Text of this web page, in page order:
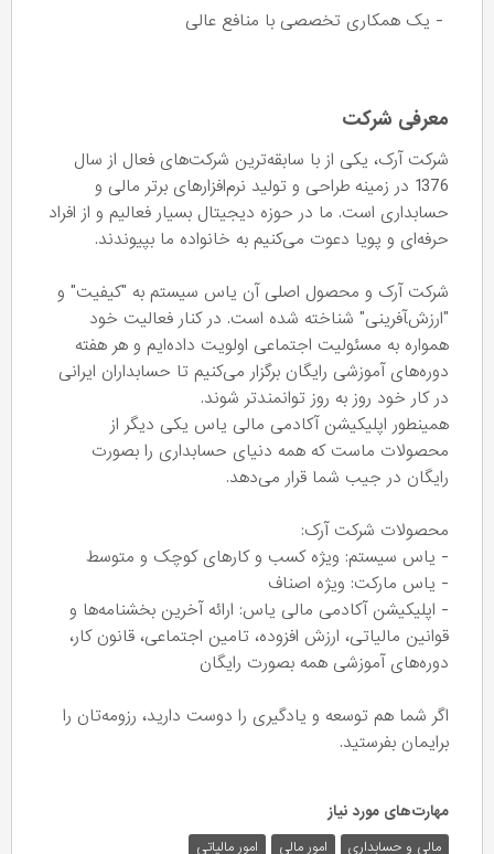
- یک همکاری تخصصی با منافع عالی
معرفی شرکت
شرکت آرک، یکی از با سابقه‌ترین شرکت‌های فعال از سال
1376 در زمینه طراحی و تولید نرم‌افزارهای برتر مالی و
حسابداری است. ما در حوزه دیجیتال بسیار فعالیم و از افراد
حرفه‌ای و پویا دعوت می‌کنیم به خانواده ما بپیوندند.
شرکت آرک و محصول اصلی آن یاس سیستم به "کیفیت" و
"ارزش‌‍آفرینی" شناخته شده‌ است. در کنار فعالیت خود
همواره به مسئولیت اجتماعی اولویت داده‌ایم و هر هفته
دوره‌های آموزشی رایگان برگزار می‌کنیم تا حسابداران ایرانی
در کار خود روز به روز توانمندتر شوند.
همینطور اپلیکیشن آکادمی مالی یاس یکی دیگر از
محصولات ماست که همه دنیای حسابداری را بصورت
رایگان در جیب شما قرار می‌دهد.
محصولات شرکت آرک:
- یاس سیستم: ویژه کسب و کارهای کوچک و متوسط
- یاس مارکت: ویژه اصناف
- اپلیکیشن آکادمی مالی یاس: ارائه آخرین بخشنامه‌ها و
قوانین مالیاتی، ارزش افزوده، تامین اجتماعی، قانون کار،
دوره‌های آموزشی همه بصورت رایگان
اگر شما هم توسعه و یادگیری را دوست دارید، رزومه‌تان را
برایمان بفرستید.
مهارت‌های مورد نیاز
مالی و حسابداری امور مالی امور مالیاتی